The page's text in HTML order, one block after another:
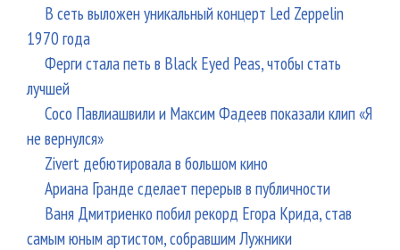
В сеть выложен уникальный концерт Led Zeppelin
1970 года
Ферги стала петь в Black Eyed Peas, чтобы стать
лучшей
Сосо Павлиашвили и Максим Фадеев показали клип «Я
не вернулся»
Zivert дебютировала в большом кино
Ариана Гранде сделает перерыв в публичности
Ваня Дмитриенко побил рекорд Егора Крида, став
самым юным артистом, собравшим Лужники